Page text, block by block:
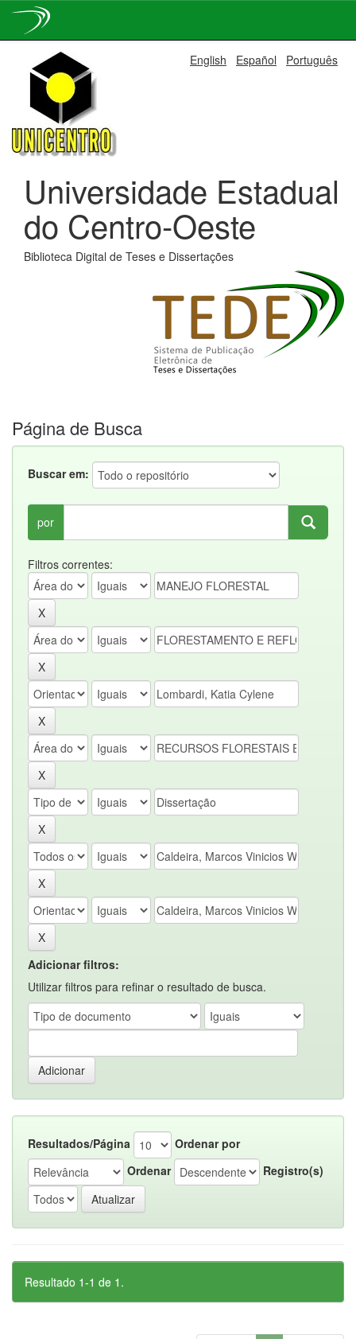
navigation
English Español Português
Universidade Estadual
do Centro-Oeste
Biblioteca Digital de Teses e Dissertações
Página de Busca
Buscar em:
por
Filtros correntes:
Adicionar filtros:
Utilizar filtros para refinar o resultado de busca.
Resultados/Página
Ordenar por
Ordenar
Registro(s)
Resultado 1-1 de 1.